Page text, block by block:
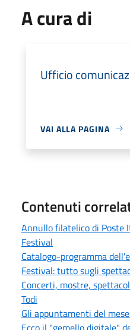
A cura di
Ufficio
VAI ALLA PAGINA
Contenuti
Annullo filatelico di Poste
Festival
Catalogo-programma
Festival: tutto sugli
Concerti, mostre,
Todi
Gli appuntamenti del